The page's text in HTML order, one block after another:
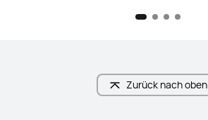
Zurück nach oben